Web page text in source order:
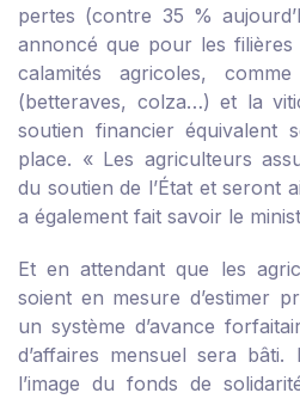
pertes (contre 35 %
annoncé que pour les filières
calamités agricoles,
(betteraves, colza…) et la
soutien financier équivalent
place. « Les agriculteurs
du soutien de l’État et seront
a également fait savoir le
Et en attendant que les
soient en mesure d’estimer
un système d’avance
d’affaires mensuel sera
l’image du fonds de